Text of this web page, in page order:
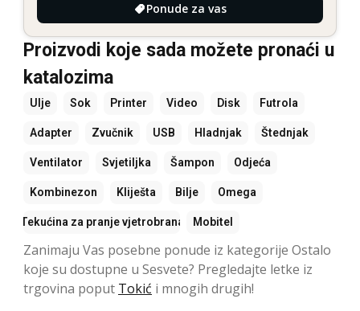
Ponude za vas
Proizvodi koje sada možete pronaći u
katalozima
Ulje Sok Printer Video Disk Futrola
Adapter Zvučnik USB Hladnjak Štednjak
Ventilator Svjetiljka Šampon Odjeća
Kombinezon Kliješta Bilje Omega
Tekućina za pranje vjetrobrana Mobitel
Zanimaju Vas posebne ponude iz kategorije Ostalo
koje su dostupne u Sesvete? Pregledajte letke iz
trgovina poput Tokić i mnogih drugih!